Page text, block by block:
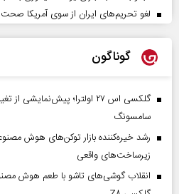
لغو تحریم‌های ایران از سوی آمریکا صحت
گوناگون
گلکسی اس ۲۷ اولترا؛
سامسونگ
زیرساخت‌های واقعی
انقلاب گوشی‌های تاشو‌ با طعم هوش